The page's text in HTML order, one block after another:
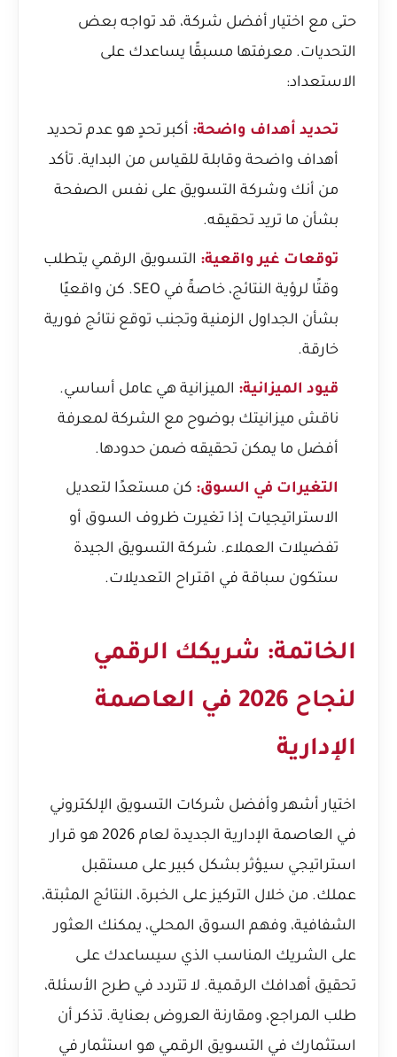
حتى مع اختيار أفضل شركة، قد تواجه بعض
التحديات. معرفتها مسبقًا يساعدك على
الاستعداد:
تحديد أهداف واضحة: أكبر تحدٍ هو عدم تحديد
أهداف واضحة وقابلة للقياس من البداية. تأكد
من أنك وشركة التسويق على نفس الصفحة
بشأن ما تريد تحقيقه.
توقعات غير واقعية: التسويق الرقمي يتطلب
وقتًا لرؤية النتائج، خاصةً في SEO. كن واقعيًا
بشأن الجداول الزمنية وتجنب توقع نتائج فورية
خارقة.
قيود الميزانية: الميزانية هي عامل أساسي.
ناقش ميزانيتك بوضوح مع الشركة لمعرفة
أفضل ما يمكن تحقيقه ضمن حدودها.
التغيرات في السوق: كن مستعدًا لتعديل
الاستراتيجيات إذا تغيرت ظروف السوق أو
تفضيلات العملاء. شركة التسويق الجيدة
ستكون سباقة في اقتراح التعديلات.
الخاتمة: شريكك الرقمي
لنجاح 2026 في العاصمة
الإدارية
اختيار أشهر وأفضل شركات التسويق الإلكتروني
في العاصمة الإدارية الجديدة لعام 2026 هو قرار
استراتيجي سيؤثر بشكل كبير على مستقبل
عملك. من خلال التركيز على الخبرة، النتائج المثبتة،
الشفافية، وفهم السوق المحلي، يمكنك العثور
على الشريك المناسب الذي سيساعدك على
تحقيق أهدافك الرقمية. لا تتردد في طرح الأسئلة،
طلب المراجع، ومقارنة العروض بعناية. تذكر أن
استثمارك في التسويق الرقمي هو استثمار في